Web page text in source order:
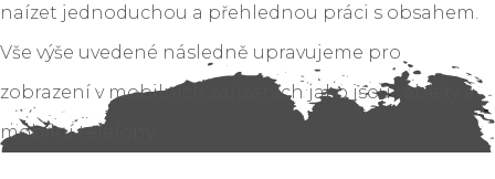
naízet jednoduchou a přehlednou práci s obsahem.
Vše výše uvedené následně upravujeme pro
zobrazení v mobilních zařízeních jako jsou tablety a
mobilní telefony.